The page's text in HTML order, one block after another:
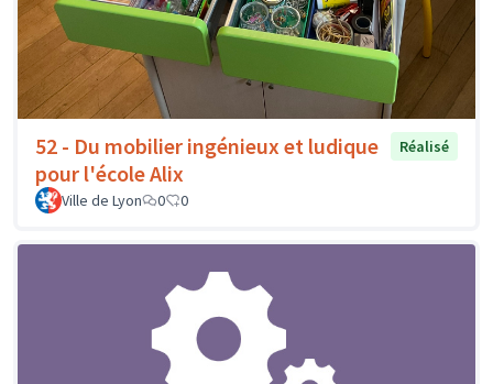
52 - Du mobilier ingénieux et ludique
pour l'école Alix
Réalisé
Ville de Lyon 0 0